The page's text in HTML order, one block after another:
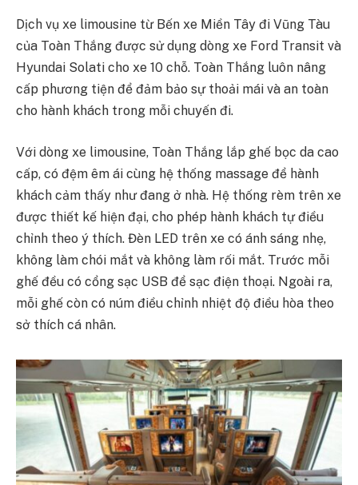
Dịch vụ xe limousine từ Bến xe Miền Tây đi Vũng Tàu
của Toàn Thắng được sử dụng dòng xe Ford Transit và
Hyundai Solati cho xe 10 chỗ. Toàn Thắng luôn nâng
cấp phương tiện để đảm bảo sự thoải mái và an toàn
cho hành khách trong mỗi chuyến đi.
Với dòng xe limousine, Toàn Thắng lắp ghế bọc da cao
cấp, có đệm êm ái cùng hệ thống massage để hành
khách cảm thấy như đang ở nhà. Hệ thống rèm trên xe
được thiết kế hiện đại, cho phép hành khách tự điều
chỉnh theo ý thích. Đèn LED trên xe có ánh sáng nhẹ,
không làm chói mắt và không làm rối mắt. Trước mỗi
ghế đều có cổng sạc USB để sạc điện thoại. Ngoài ra,
mỗi ghế còn có núm điều chỉnh nhiệt độ điều hòa theo
sở thích cá nhân.